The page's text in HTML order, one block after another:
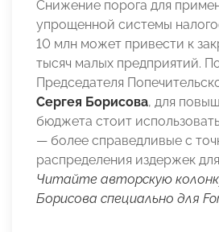
Снижение порога для
упрощенной системы
10 млн может привести к
тысяч малых предприятий.
Председателя
Сергея Борисова, для
бюджета стоит
— более справедливые с
распределения издержек
Читайте авторскую
Борисова специально для